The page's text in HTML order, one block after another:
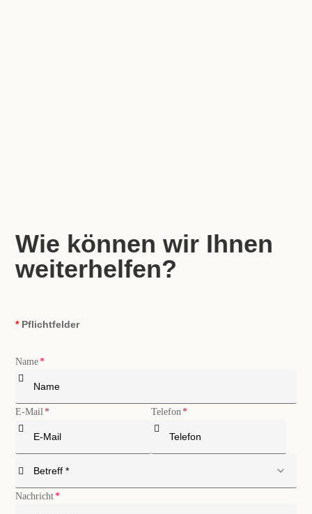
Wie können wir Ihnen
weiterhelfen?
*Pflichtfelder
Name
E-Mail Telefon
Nachricht